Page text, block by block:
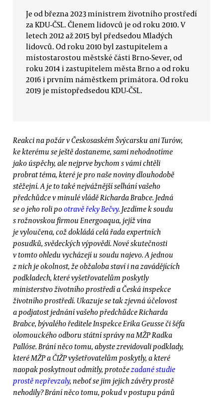
Je od března 2023 ministrem životního prostředí
za KDU-ČSL. Členem lidovců je od roku 2010. V
letech 2012 až 2015 byl předsedou Mladých
lidovců. Od roku 2010 byl zastupitelem a
místostarostou městské části Brno-Sever, od
roku 2014 i zastupitelem města Brno a od roku
2016 i prvním náměstkem primátora. Od roku
2019 je místopředsedou KDU-ČSL.
Reakci na požár v Českosaském Švýcarsku ani Turów,
ke kterému se ještě dostaneme, sami nehodnotíme
jako úspěchy, ale nejprve bychom s vámi chtěli
probrat téma, které je pro naše noviny dlouhodobě
stěžejní. A je to také nejvážnější selhání vašeho
předchůdce v minulé vládě Richarda Brabce. Jedná
se o jeho roli pootravě řeky Bečvy. Jezdíme k soudu
s rožnovskou firmou Energoaqua, jejíž vina
je vyloučena, což dokládá celá řada expertních
posudků, svědeckých výpovědí. Nové skutečnosti
v tomto ohledu vycházejí u soudu najevo. A jednou
z nich je okolnost, že obžaloba staví i na zavádějících
podkladech, které vyšetřovatelům poskytly
ministerstvo životního prostředí a Česká inspekce
životního prostředí. Ukazuje se tak zjevná účelovost
a podjatost jednání vašeho předchůdce Richarda
Brabce, bývalého ředitele Inspekce Erika Geusse či šéfa
olomouckého odboru státní správy na MŽP Radka
Pallóse. Brání něco tomu, abyste zrevidovali podklady,
které MŽP a ČIŽP vyšetřovatelům poskytly, a které
naopak poskytnout odmítly, protožezadané studie
prostě nepřevzaly, neboť se jim jejich závěry prostě
nehodily? Brání něco tomu, pokud v postupu pánů